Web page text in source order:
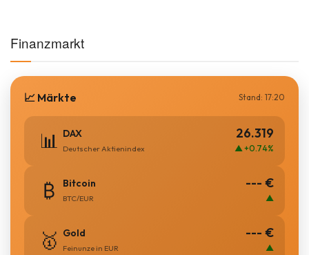
Finanzmarkt
📈 Märkte Stand: 17:20
📊 DAX
Deutscher Aktienindex
26.319
▲ +0.74%
₿ Bitcoin
BTC/EUR
--- €
▲
🥇 Gold
Feinunze in EUR
--- €
▲